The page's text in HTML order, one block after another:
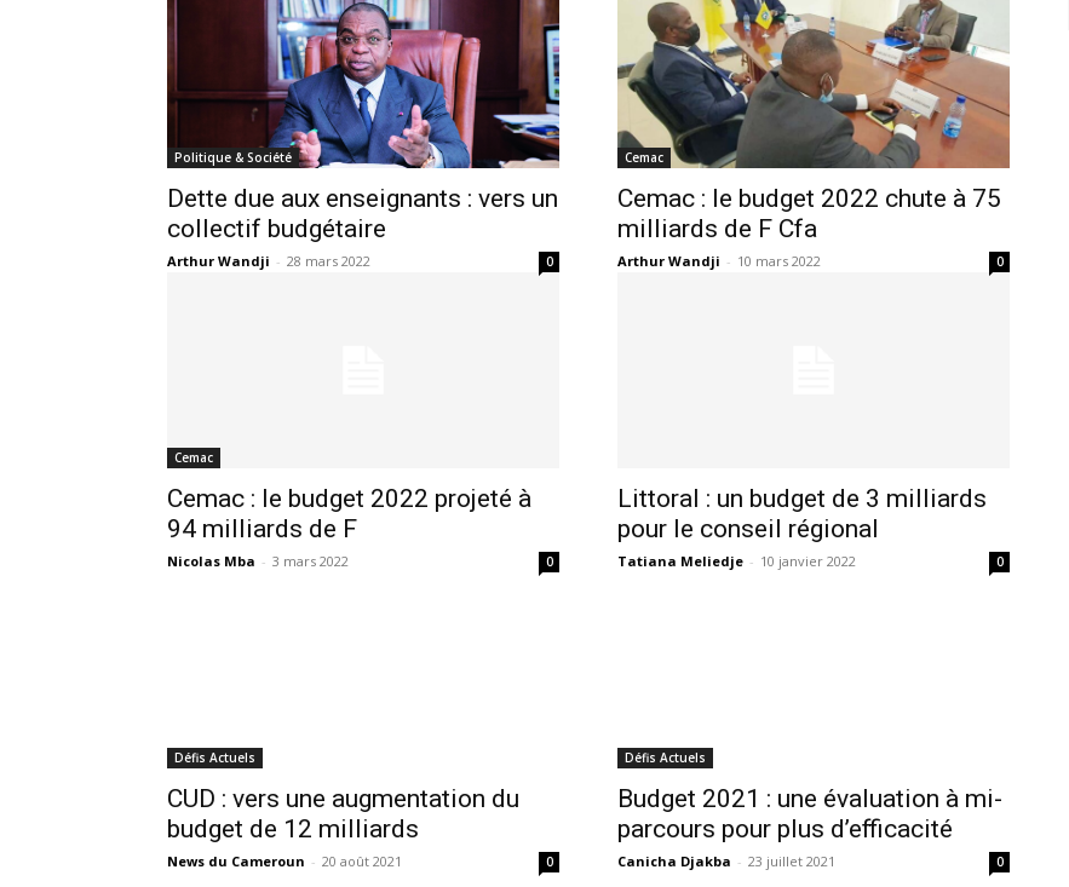
Politique & Société
Dette due aux enseignants : vers un
collectif budgétaire
Arthur Wandji - 28 mars 2022 0
Cemac
Cemac : le budget 2022 chute à 75
milliards de F Cfa
Arthur Wandji - 10 mars 2022 0
Cemac
Cemac : le budget 2022 projeté à
94 milliards de F
Nicolas Mba - 3 mars 2022 0
Littoral : un budget de 3 milliards
pour le conseil régional
Tatiana Meliedje - 10 janvier 2022 0
Défis Actuels
CUD : vers une augmentation du
budget de 12 milliards
News du Cameroun - 20 août 2021 0
Défis Actuels
Budget 2021 : une évaluation à mi-
parcours pour plus d’efficacité
Canicha Djakba - 23 juillet 2021 0